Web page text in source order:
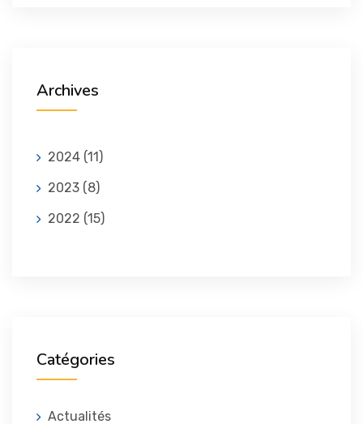
Archives
2024 (11)
2023 (8)
2022 (15)
Catégories
Actualités